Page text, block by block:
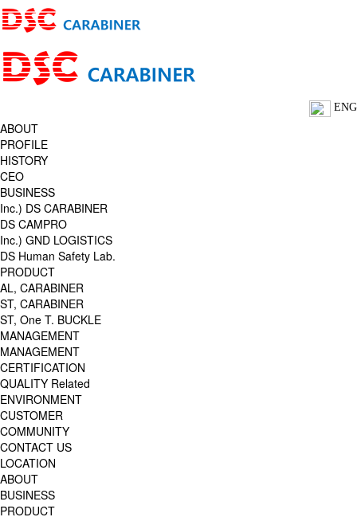
ENG
ABOUT
PROFILE
HISTORY
CEO
BUSINESS
Inc.) DS CARABINER
DS CAMPRO
Inc.) GND LOGISTICS
DS Human Safety Lab.
PRODUCT
AL, CARABINER
ST, CARABINER
ST, One T. BUCKLE
MANAGEMENT
MANAGEMENT
CERTIFICATION
QUALITY Related
ENVIRONMENT
CUSTOMER
COMMUNITY
CONTACT US
LOCATION
ABOUT
BUSINESS
PRODUCT